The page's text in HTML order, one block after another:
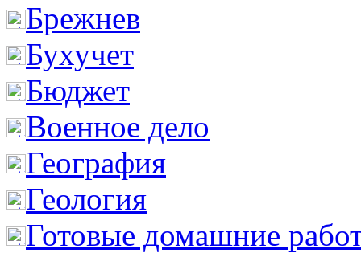
Брежнев
Бухучет
Бюджет
Военное дело
География
Геология
Готовые домашние